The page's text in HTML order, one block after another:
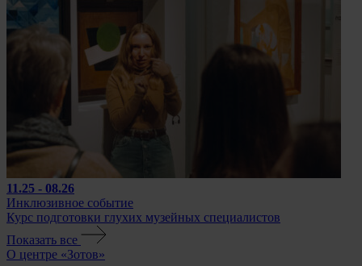
11.25 - 08.26
Инклюзивное событие
Курс подготовки глухих музейных специалистов
Показать все
О центре «Зотов»